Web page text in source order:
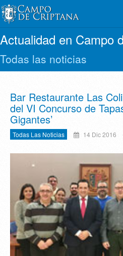
Actualidad en Campo
Todas las noticias
Bar Restaurante Las
del VI Concurso de
Gigantes’
Todas Las Noticias 14 Dic 2016